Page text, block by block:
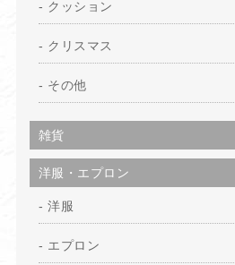
クッション
クリスマス
その他
雑貨
洋服・エプロン
洋服
エプロン